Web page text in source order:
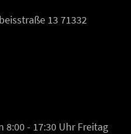
13 71332
8:00 - 17:30 UhrFreitag